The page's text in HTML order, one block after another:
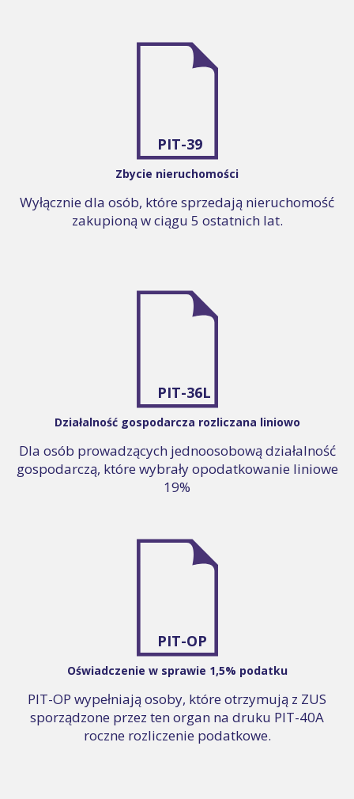
PIT-39
Zbycie nieruchomości
Wyłącznie dla osób, które sprzedają nieruchomość
zakupioną w ciągu 5 ostatnich lat.
PIT-36L
Działalność gospodarcza rozliczana liniowo
Dla osób prowadzących jednoosobową działalność
gospodarczą, które wybrały opodatkowanie liniowe
19%
PIT-OP
Oświadczenie w sprawie 1,5% podatku
PIT-OP wypełniają osoby, które otrzymują z ZUS
sporządzone przez ten organ na druku PIT-40A
roczne rozliczenie podatkowe.